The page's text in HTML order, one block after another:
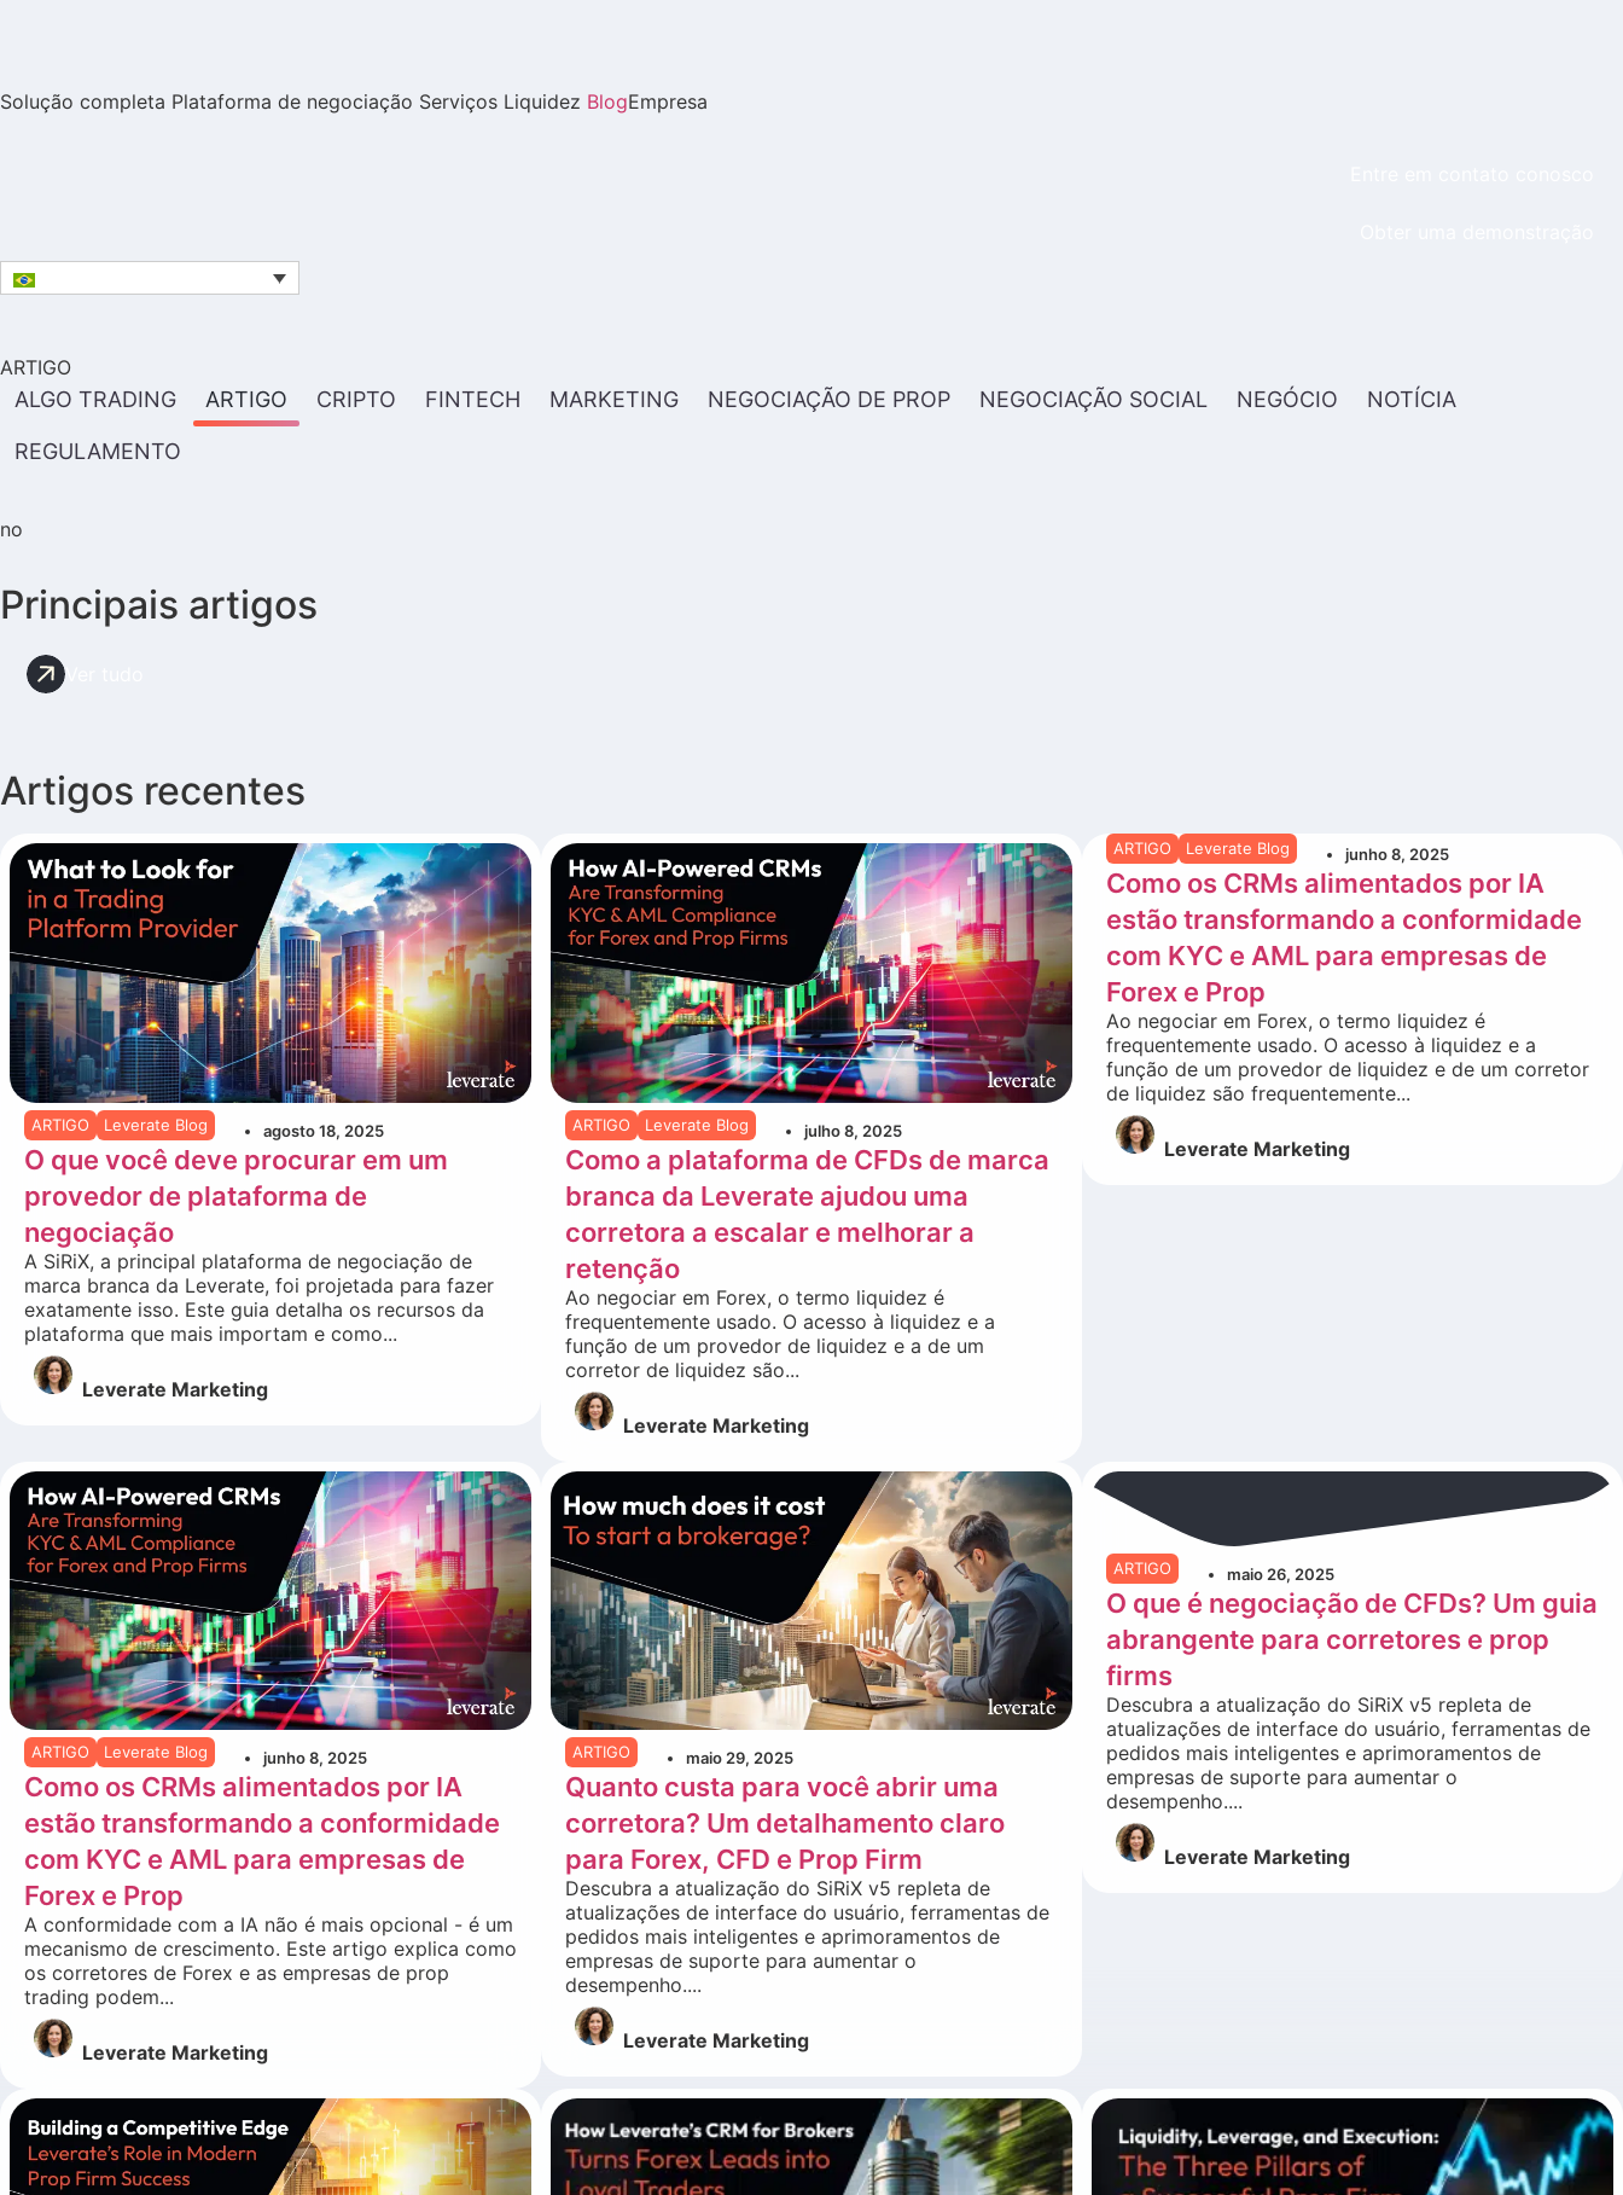
Solução completa Plataforma de negociação Serviços Liquidez BlogEmpresa
ARTIGO
ALGO TRADING ARTIGO CRIPTO FINTECH MARKETING NEGOCIAÇÃO DE PROP NEGOCIAÇÃO SOCIAL NEGÓCIO NOTÍCIA
REGULAMENTO
no
Principais artigos
Artigos recentes
ARTIGO Leverate Blog agosto 18, 2025
O que você deve procurar em um
provedor de plataforma de
negociação
A SiRiX, a principal plataforma de negociação de
marca branca da Leverate, foi projetada para fazer
exatamente isso. Este guia detalha os recursos da
plataforma que mais importam e como...
Leverate Marketing
ARTIGO Leverate Blog julho 8, 2025
Como a plataforma de CFDs de marca
branca da Leverate ajudou uma
corretora a escalar e melhorar a
retenção
Ao negociar em Forex, o termo liquidez é
frequentemente usado. O acesso à liquidez e a
função de um provedor de liquidez e a de um
corretor de liquidez são...
Leverate Marketing
ARTIGO Leverate Blog junho 8, 2025
Como os CRMs alimentados por IA
estão transformando a conformidade
com KYC e AML para empresas de
Forex e Prop
Ao negociar em Forex, o termo liquidez é
frequentemente usado. O acesso à liquidez e a
função de um provedor de liquidez e de um corretor
de liquidez são frequentemente...
Leverate Marketing
ARTIGO Leverate Blog junho 8, 2025
Como os CRMs alimentados por IA
estão transformando a conformidade
com KYC e AML para empresas de
Forex e Prop
A conformidade com a IA não é mais opcional - é um
mecanismo de crescimento. Este artigo explica como
os corretores de Forex e as empresas de prop
trading podem...
Leverate Marketing
ARTIGO maio 29, 2025
Quanto custa para você abrir uma
corretora? Um detalhamento claro
para Forex, CFD e Prop Firm
Descubra a atualização do SiRiX v5 repleta de
atualizações de interface do usuário, ferramentas de
pedidos mais inteligentes e aprimoramentos de
empresas de suporte para aumentar o
desempenho....
Leverate Marketing
ARTIGO maio 26, 2025
O que é negociação de CFDs? Um guia
abrangente para corretores e prop
firms
Descubra a atualização do SiRiX v5 repleta de
atualizações de interface do usuário, ferramentas de
pedidos mais inteligentes e aprimoramentos de
empresas de suporte para aumentar o
desempenho....
Leverate Marketing